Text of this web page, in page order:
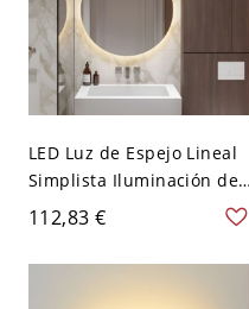
LED Luz de Espejo Lineal
Simplista Iluminación de
Pared de Metal para Baño
- 110 A 120 V Dorado
40,64 cm Blanco Redondo
112,83 €